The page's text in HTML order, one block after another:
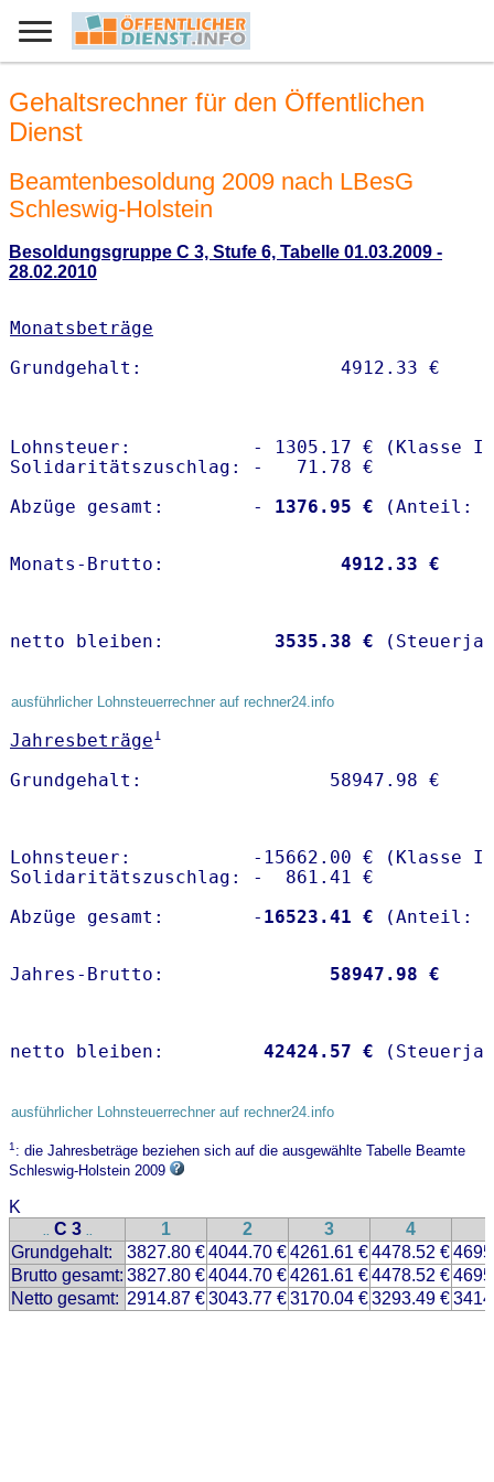
Gehaltsrechner für den Öffentlichen
Dienst
Beamtenbesoldung 2009 nach LBesG
Schleswig-Holstein
Besoldungsgruppe C 3, Stufe 6, Tabelle 01.03.2009 -
28.02.2010
Monatsbeträge
Lohnsteuer:           - 1305.17 € (Klasse I)
Solidaritätszuschlag: -   71.78 €
Abzüge gesamt:        -
1376.95 €
Monats-Brutto: 4912.33 €
netto bleiben: 3535.38 €
ausführlicher Lohnsteuerrechner auf rechner24.info
Jahresbeträge1
Lohnsteuer:           -15662.00 € (Klasse I)
Solidaritätszuschlag: -  861.41 €
Abzüge gesamt:        - 16523.41 €
Jahres-Brutto: 58947.98 €
netto bleiben: 42424.57 €
ausführlicher Lohnsteuerrechner auf rechner24.info
1: die Jahresbeträge beziehen sich auf die ausgewählte Tabelle Beamte
Schleswig-Holstein 2009
K
.. C 3 .. 1 2 3 4
Grundgehalt:
3827.80 €4044.70 €4261.61 €4478.52 €
Brutto gesamt: 3827.80 €4044.70 €4261.61 €4478.52 €
Netto gesamt: 2914.87 €3043.77 €3170.04 €3293.49 €